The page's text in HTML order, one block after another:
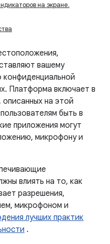
на экране.
вашему
Платформа включает в
на этой
быть в
приложения могут
микрофону и
влиять на то, как
разрешения,
микрофоном и
лучших практик
.